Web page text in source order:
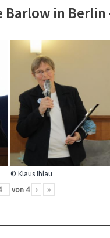
in Berlin
© Klaus Ihlau
von 4 › »